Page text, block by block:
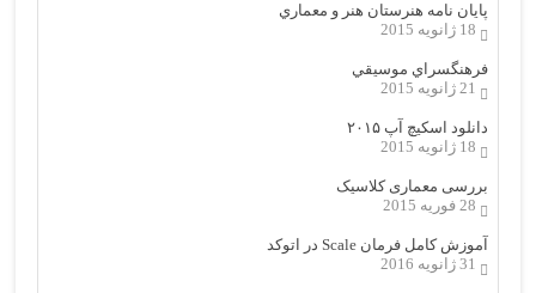
پایان نامه هنرستان هنر و معماري
18 ژانویه 2015
فرهنگسراي موسيقي
21 ژانویه 2015
دانلود اسکیچ آپ ۲۰۱۵
18 ژانویه 2015
بررسی معماری کلاسیک
28 فوریه 2015
آموزش کامل فرمان Scale در اتوکد
31 ژانویه 2016